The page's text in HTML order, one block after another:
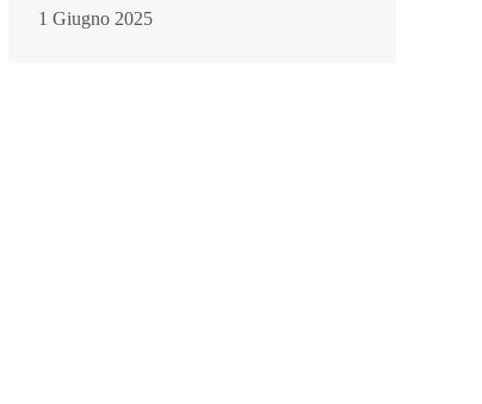
1 Giugno 2025